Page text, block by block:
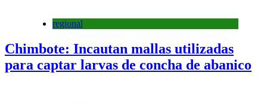
regional
Chimbote: Incautan mallas utilizadas
para captar larvas de concha de abanico